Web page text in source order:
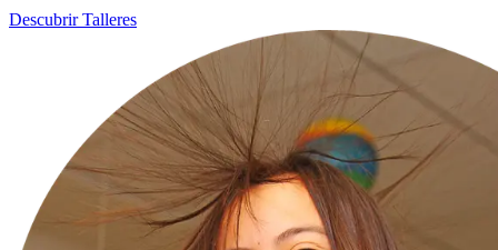
Descubrir Talleres